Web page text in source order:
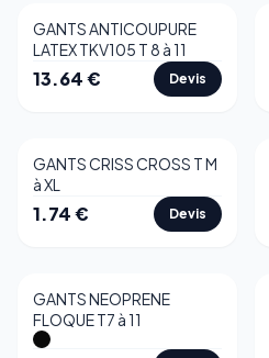
GANTS ANTICOUPURE
LATEX TKV105 T 8 à 11
13.64€ Devis
GANTS CRISS CROSS T M
à XL
1.74€ Devis
GANTS NEOPRENE
FLOQUE T7 à 11